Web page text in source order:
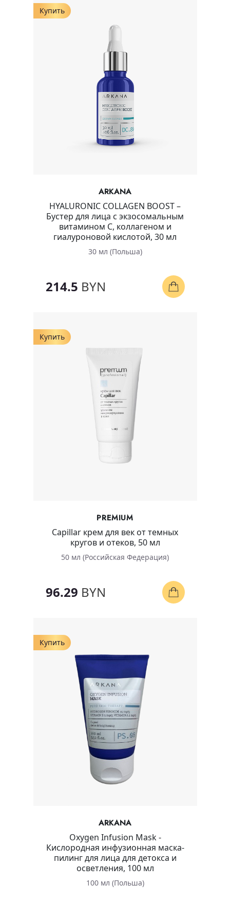
Купить
ARKANA
HYALURONIC COLLAGEN BOOST –
Бустер для лица с экзосомальным
витамином C, коллагеном и
гиалуроновой кислотой, 30 мл
30 мл (Польша)
214.5 BYN
Купить
PREMIUM
Capillar крем для век от темных
кругов и отеков, 50 мл
50 мл (Российская Федерация)
96.29 BYN
Купить
ARKANA
Oxygen Infusion Mask -
Кислородная инфузионная маска-
пилинг для лица для детокса и
осветления, 100 мл
100 мл (Польша)